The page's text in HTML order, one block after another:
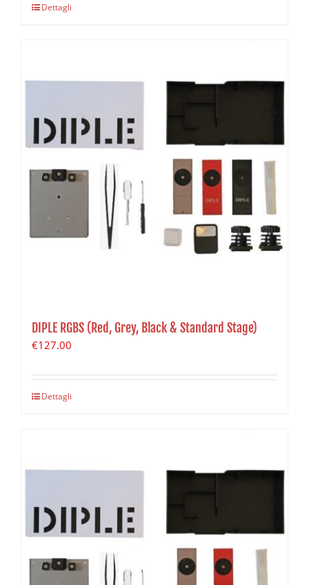
Dettagli
DIPLE RGBS (Red, Grey, Black & Standard Stage)
€127.00
Dettagli